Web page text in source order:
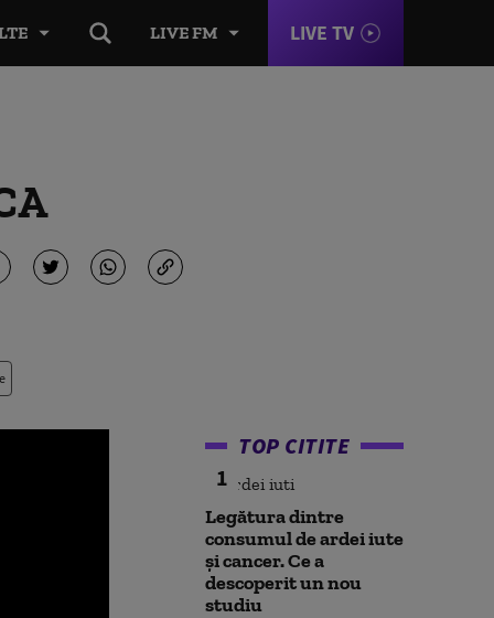
LIVE FM LIVE TV
TOP CITITE
1
Legătura dintre
consumul de ardei iute
și cancer. Ce a
descoperit un nou
studiu